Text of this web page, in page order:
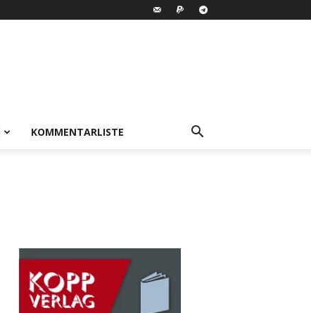
KOMMENTARLISTE